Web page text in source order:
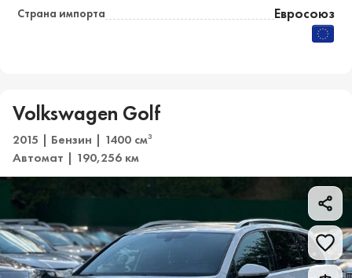
Страна импорта Евросоюз
Volkswagen Golf
2015 | Бензин | 1400 см3
Автомат | 190,256 км